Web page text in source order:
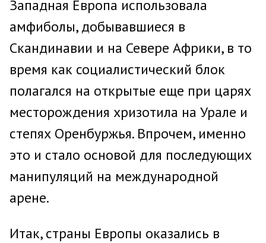
Западная Европа использовала
амфиболы, добывавшиеся в
Скандинавии и на Севере Африки, в то
время как социалистический блок
полагался на открытые еще при царях
месторождения хризотила на Урале и
степях Оренбуржья. Впрочем, именно
это и стало основой для последующих
манипуляций на международной
арене.
Итак, страны Европы оказались в